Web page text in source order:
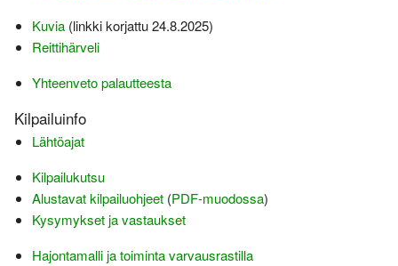
Kuvia (linkki korjattu 24.8.2025)
Reittihärveli
Yhteenveto palautteesta
Kilpailuinfo
Lähtöajat
Kilpailukutsu
Alustavat kilpailuohjeet (PDF-muodossa)
Kysymykset ja vastaukset
Hajontamalli ja toiminta varvausrastilla